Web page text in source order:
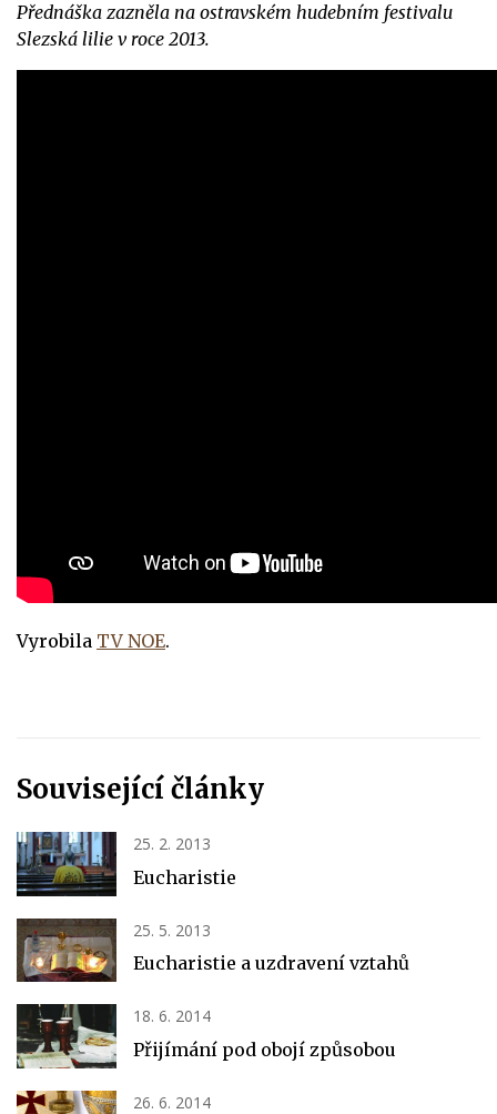
Přednáška zazněla na ostravském hudebním festivalu
Slezská lilie v roce 2013.
Vyrobila TV NOE.
Související články
25. 2. 2013
Eucharistie
25. 5. 2013
Eucharistie a uzdravení vztahů
18. 6. 2014
Přijímání pod obojí způsobou
26. 6. 2014